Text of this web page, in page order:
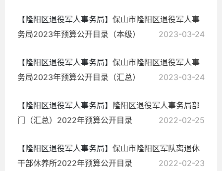
【隆阳区退役军人事务局】 保山市隆阳区退役军人事
务局2023年预算公开目录（本级）
2023-03-24
【隆阳区退役军人事务局】 保山市隆阳区退役军人事
务局2023年预算公开目录（汇总）
2023-03-24
【隆阳区退役军人事务局】 隆阳区退役军人事务局部
门（汇总）2022年预算公开目录
2022-02-25
【隆阳区退役军人事务局】 保山市隆阳区军队离退休
干部休养所2022年预算公开目录
2022-02-23